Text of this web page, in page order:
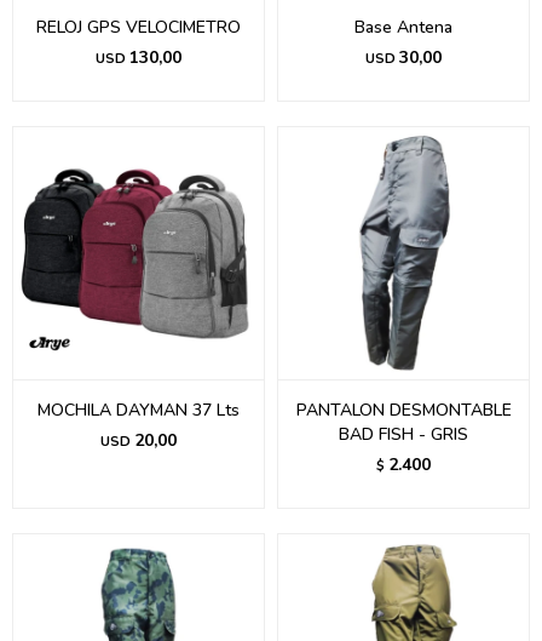
RELOJ GPS VELOCIMETRO
USD 130,00
Base Antena
USD 30,00
MOCHILA DAYMAN 37 Lts
USD 20,00
PANTALON DESMONTABLE
BAD FISH - GRIS
$ 2.400